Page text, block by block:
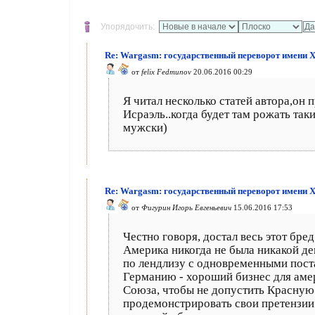
Упорядочить:
Re: Wargasm: государственный переворот имени
от felix Fedmunov 20.06.2016 00:29
Я читал несколько статей
Исраэль..когда будет там рожать
мужски)
Re: Wargasm: государственный переворот имени
от Фигурин Игорь Евгеньевич 15.06.2016 17:53
Честно говоря, достал весь этот
Америка никогда не была никакой
по лендлизу с одновременными
Германию - хороший бизнес для
Союза, чтобы не допустить
продемонстрировать свои